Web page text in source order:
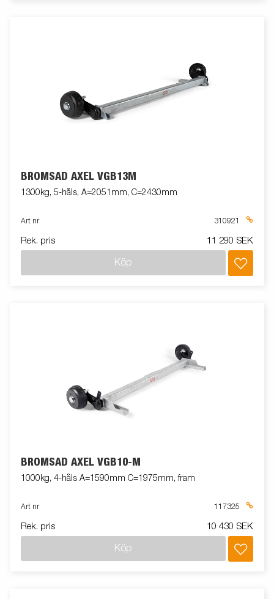
BROMSAD AXEL VGB13M
1300kg, 5-håls, A=2051mm, C=2430mm
Art nr 310921
Rek. pris 11 290 SEK
Köp
BROMSAD AXEL VGB10-M
1000kg, 4-håls A=1590mm C=1975mm, fram
Art nr 117325
Rek. pris 10 430 SEK
Köp